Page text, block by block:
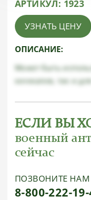
АРТИКУЛ: 1923
УЗНАТЬ ЦЕНУ
ОПИСАНИЕ:
Может быть
кинжалов, так и
ЕСЛИ ВЫ
военный
сейчас
ПОЗВОНИТЕ НАМ
8-800-222-19-